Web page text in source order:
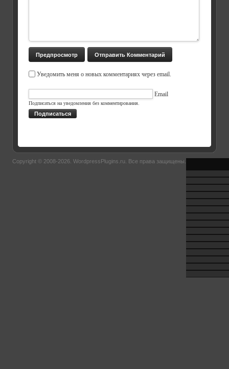
Уведомить меня о новых комментариях через email.
Email
Подписаться на уведомления без комментирования.
Подписаться
Copyright © 2008-2026. WordpressPlugins.ru. Все права защищены.